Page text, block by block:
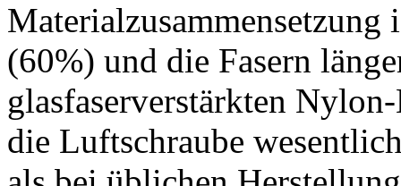
Materialzusammensetzung
(60%) und die Fasern
glasfaserverstärkten
die Luftschraube